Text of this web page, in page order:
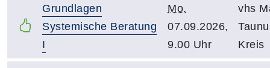
Grundlagen
Systemische Beratung
I
Mo.
07.09.2026,
9.00 Uhr
vhs
Kreis